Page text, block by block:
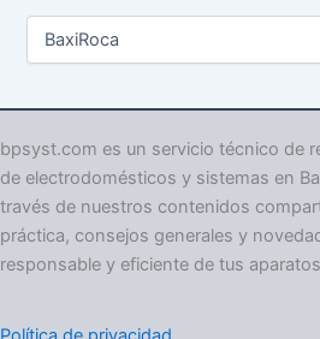
C
o
r
a
s
bpsyst.com es un servicio técnico de
de electrodomésticos y sistemas en
través de nuestros contenidos
práctica, consejos generales y
responsable y eficiente de tus